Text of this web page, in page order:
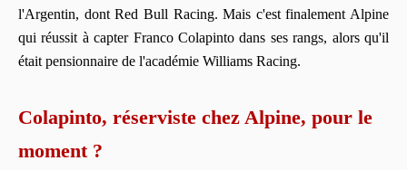
l'Argentin, dont Red Bull Racing. Mais c'est finalement Alpine
qui réussit à capter Franco Colapinto dans ses rangs, alors qu'il
était pensionnaire de l'académie Williams Racing.
Colapinto, réserviste chez Alpine, pour le
moment ?